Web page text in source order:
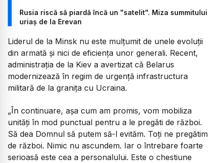
Rusia riscă să piardă încă un "satelit". Miza summitului
uriaș de la Erevan
Liderul de la Minsk nu este mulțumit de unele evoluții
din armată și nici de eficiența unor generali. Recent,
administrația de la Kiev a avertizat că Belarus
modernizează în regim de urgență infrastructura
militară de la granița cu Ucraina.
„În continuare, așa cum am promis, vom mobiliza
unități în mod punctual pentru a le pregăti de război.
Să dea Domnul să putem să-l evităm. Toți ne pregătim
de război. Nimic nu ascundem. Iar o întrebare foarte
serioasă este cea a personalului. Este o chestiune